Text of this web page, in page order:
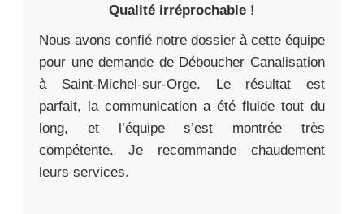
Qualité irréprochable !
Nous avons confié notre dossier à cette équipe
pour une demande de Déboucher Canalisation
à Saint-Michel-sur-Orge. Le résultat est
parfait, la communication a été fluide tout du
long, et l’équipe s’est montrée très
compétente. Je recommande chaudement
leurs services.